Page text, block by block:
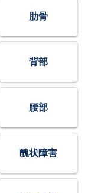
肋骨
背部
腰部
醜状障害